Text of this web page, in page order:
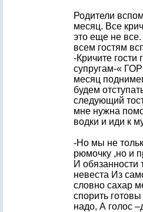
Родители
месяц. Все
это еще не все.
всем гостям
-Кричите
супругам-«
месяц
будем
следующий
мне нужна
водки и иди к
-Но мы не
рюмочку ,но и
И
невеста Из
словно сахар
спорить
надо, А голос